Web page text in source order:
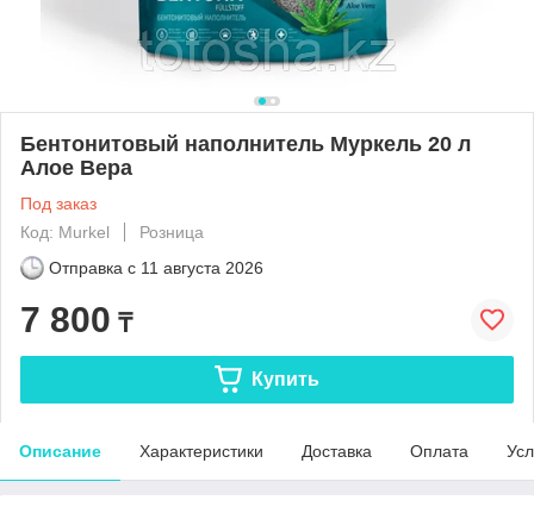
Бентонитовый наполнитель Муркель 20 л
Алое Вера
Под заказ
Код: Murkel
Розница
Отправка с 11 августа 2026
7 800 ₸
Купить
Описание Характеристики Доставка Оплата